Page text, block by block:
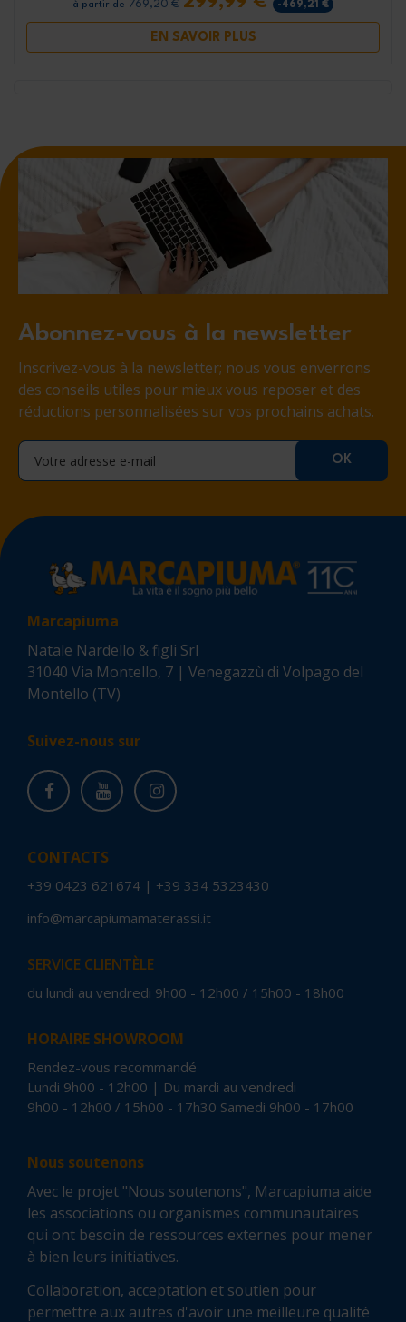
à partir de 769,20 € -469,21 €
EN SAVOIR PLUS
Abonnez-vous à la newsletter
Inscrivez-vous à la newsletter; nous vous enverrons
des conseils utiles pour mieux vous reposer et des
réductions personnalisées sur vos prochains achats.
Marcapiuma
Natale Nardello & figli Srl
31040 Via Montello, 7 | Venegazzù di Volpago del
Montello (TV)
Suivez-nous sur
CONTACTS
+39 0423 621674 | +39 334 5323430
info@marcapiumamaterassi.it
SERVICE CLIENTÈLE
du lundi au vendredi 9h00 - 12h00 / 15h00 - 18h00
HORAIRE SHOWROOM
Rendez-vous recommandé
Lundi 9h00 - 12h00 | Du mardi au vendredi
9h00 - 12h00 / 15h00 - 17h30 Samedi 9h00 - 17h00
Nous soutenons
Avec le projet "Nous soutenons", Marcapiuma aide
les associations ou organismes communautaires
qui ont besoin de ressources externes pour mener
à bien leurs initiatives.
Collaboration, acceptation et soutien pour
permettre aux autres d'avoir une meilleure qualité